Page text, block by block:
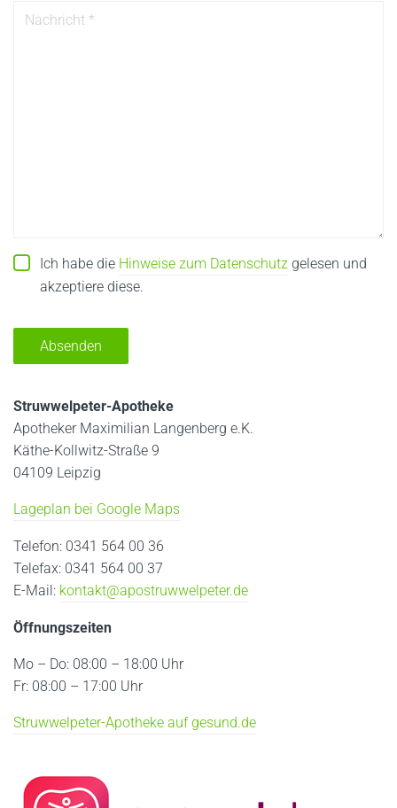
Ich habe die Hinweise zum Datenschutz gelesen und
akzeptiere diese.
Struwwelpeter-Apotheke
Apotheker Maximilian Langenberg e.K.
Käthe-Kollwitz-Straße 9
04109 Leipzig
Lageplan bei Google Maps
Telefon: 0341 564 00 36
Telefax: 0341 564 00 37
E-Mail: kontakt@apostruwwelpeter.de
Öffnungszeiten
Mo – Do: 08:00 – 18:00 Uhr
Fr: 08:00 – 17:00 Uhr
Struwwelpeter-Apotheke auf gesund.de